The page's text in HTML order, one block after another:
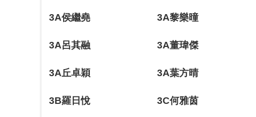
3A侯繼堯 3A黎樂曈
3A呂其融 3A董瑋傑
3A丘卓穎 3A葉方晴
3B羅日悅 3C何雅茵